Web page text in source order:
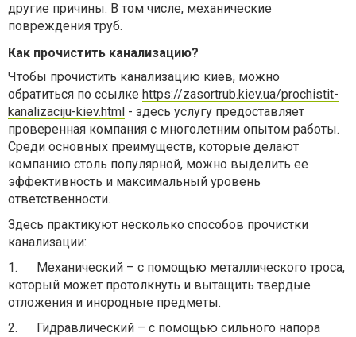
другие причины. В том числе, механические
повреждения труб.
Как прочистить канализацию?
Чтобы прочистить канализацию киев, можно
обратиться по ссылке https://zasortrub.kiev.ua/prochistit-
kanalizaciju-kiev.html - здесь услугу предоставляет
проверенная компания с многолетним опытом работы.
Среди основных преимуществ, которые делают
компанию столь популярной, можно выделить ее
эффективность и максимальный уровень
ответственности.
Здесь практикуют несколько способов прочистки
канализации:
1.
Механический – с помощью металлического троса,
который может протолкнуть и вытащить твердые
отложения и инородные предметы.
2.
Гидравлический – с помощью сильного напора